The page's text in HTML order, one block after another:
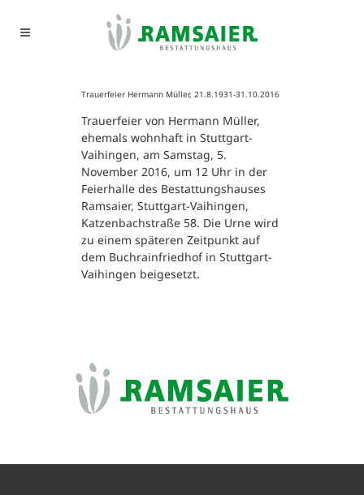
Trauerfeier Hermann Müller, 21.8.1931-31.10.2016
Trauerfeier von Hermann Müller,
ehemals wohnhaft in Stuttgart-
Vaihingen, am Samstag, 5.
November 2016, um 12 Uhr in der
Feierhalle des Bestattungshauses
Ramsaier, Stuttgart-Vaihingen,
Katzenbachstraße 58. Die Urne wird
zu einem späteren Zeitpunkt auf
dem Buchrainfriedhof in Stuttgart-
Vaihingen beigesetzt.